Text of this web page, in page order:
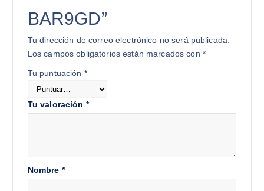
BAR9GD”
Tu dirección de correo electrónico no será publicada.
Los campos obligatorios están marcados con *
Tu puntuación *
Tu valoración *
Nombre *